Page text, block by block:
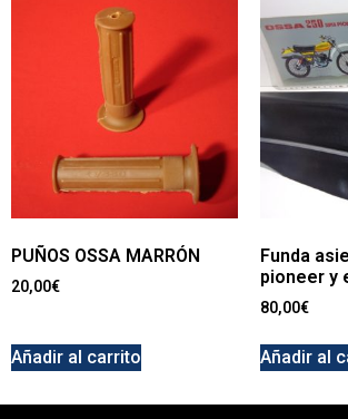
PUÑOS OSSA MARRÓN
20,00€
Añadir al carrito
Funda
pioneer y
80,00€
Añadir al